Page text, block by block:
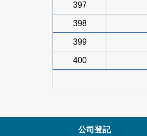
397
398
399
400
公司登記